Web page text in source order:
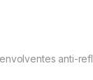
anti-